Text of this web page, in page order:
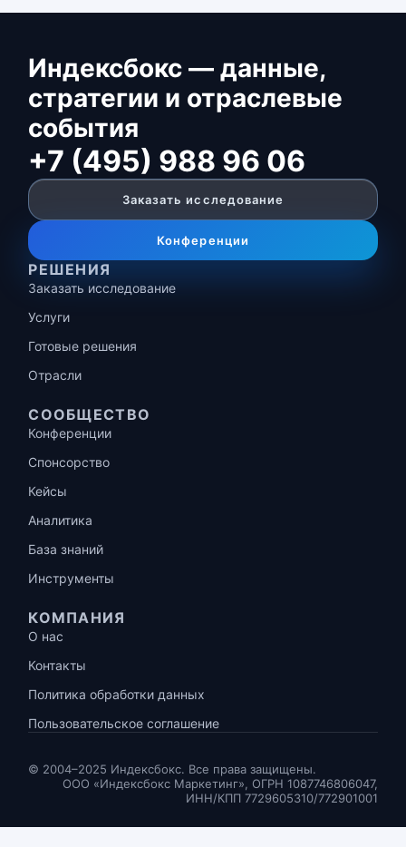
Индексбокс — данные,
стратегии и отраслевые
события
+7 (495) 988 96 06
Заказать исследование
Конференции
РЕШЕНИЯ
Заказать исследование
Услуги
Готовые решения
Отрасли
СООБЩЕСТВО
Конференции
Спонсорство
Кейсы
Аналитика
База знаний
Инструменты
КОМПАНИЯ
О нас
Контакты
Политика обработки данных
Пользовательское соглашение
© 2004–2025 Индексбокс. Все права защищены.
ООО «Индексбокс Маркетинг», ОГРН 1087746806047,
ИНН/КПП 7729605310/772901001